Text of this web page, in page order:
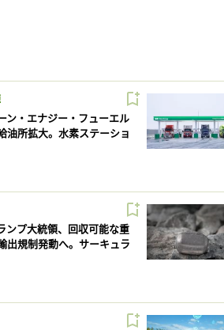
ン・エナジー・フューエル
油所拡大。水素ステーショ
ンプ大統領、回収可能な重
出規制発動へ。サーキュラ